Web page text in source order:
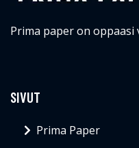
Prima paper on
SIVUT
Prima Paper